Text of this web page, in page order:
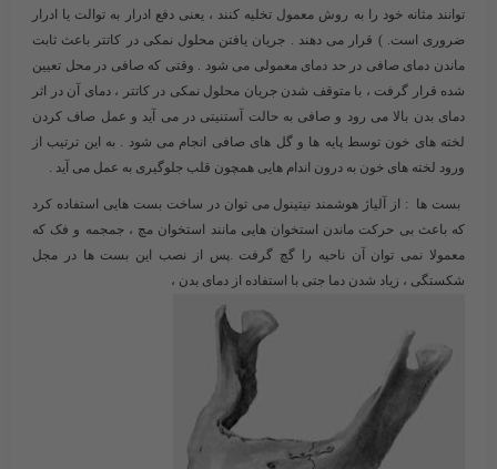
توانند مثانه خود را به روش معمول تخلیه کنند ، یعنی دفع ادرار به توالت یا ادرار
ضروری است. ) قرار می دهند . جریان یافتن محلول نمکی در کاتتر باعث ثابت
ماندن دمای صافی در حد دمای معمولی می شود . وقتی که صافی در محل تعیین
شده قرار گرفت ، با متوقف شدن جریان محلول نمکی در کاتتر ، دمای آن در اثر
دمای بدن بالا می رود و صافی به حالت آستنیتی در می آید و عمل صاف کردن
لخته های خون توسط پایه ها و گل های صافی انجام می شود . به این ترتیب از
ورود لخته های خون به درون اندام هایی همچون قلب جلوگیری به عمل می آید .
بست ها
: از آلیاژ هوشمند نیتینول می توان در ساخت بست هایی استفاده کرد
که باعث بی حرکت ماندن استخوان هایی مانند استخوان مچ ، جمجمه و فک که
معمولا نمی توان آن ناحیه را گچ گرفت .پس از نصب این بست ها در مجل
شکستگی ، زیاد شدن دما جتی با استفاده از دمای بدن ،